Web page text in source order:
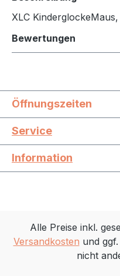
XLC
Bewertungen
Öffnungszeiten
Service
Information
Alle Preise inkl.
Versandkosten und
nicht